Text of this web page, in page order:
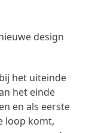
design
het uiteinde
het einde
en als eerste
loop komt,